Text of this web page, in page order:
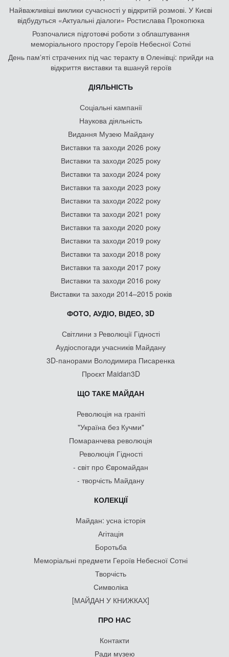
Найважливіші виклики сучасності у відкритій розмові. У Києві
відбудуться «Актуальні діалоги» Ростислава Прокопюка
Розпочалися підготовчі роботи з облаштування
меморіального простору Героїв Небесної Сотні
День памʼяті страчених під час теракту в Оленівці: прийди на
відкриття виставки та вшануй героїв
ДІЯЛЬНІСТЬ
Соціальні кампанії
Наукова діяльність
Видання Музею Майдану
Виставки та заходи 2026 року
Виставки та заходи 2025 року
Виставки та заходи 2024 року
Виставки та заходи 2023 року
Виставки та заходи 2022 року
Виставки та заходи 2021 року
Виставки та заходи 2020 року
Виставки та заходи 2019 року
Виставки та заходи 2018 року
Виставки та заходи 2017 року
Виставки та заходи 2016 року
Виставки та заходи 2014–2015 років
ФОТО, АУДІО, ВІДЕО, 3D
Світлини з Революції Гідності
Аудіоспогади учасників Майдану
3D-панорами Володимира Писаренка
Проєкт Maidan3D
ЩО ТАКЕ МАЙДАН
Революція на граніті
"Україна без Кучми"
Помаранчева революція
Революція Гідності
- світ про Євромайдан
- творчість Майдану
КОЛЕКЦІЇ
Майдан: усна історія
Агітація
Боротьба
Меморіальні предмети Героїв Небесної Сотні
Творчість
Символіка
[МАЙДАН У КНИЖКАХ]
ПРО НАС
Контакти
Ради музею